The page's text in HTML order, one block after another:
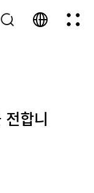
합니